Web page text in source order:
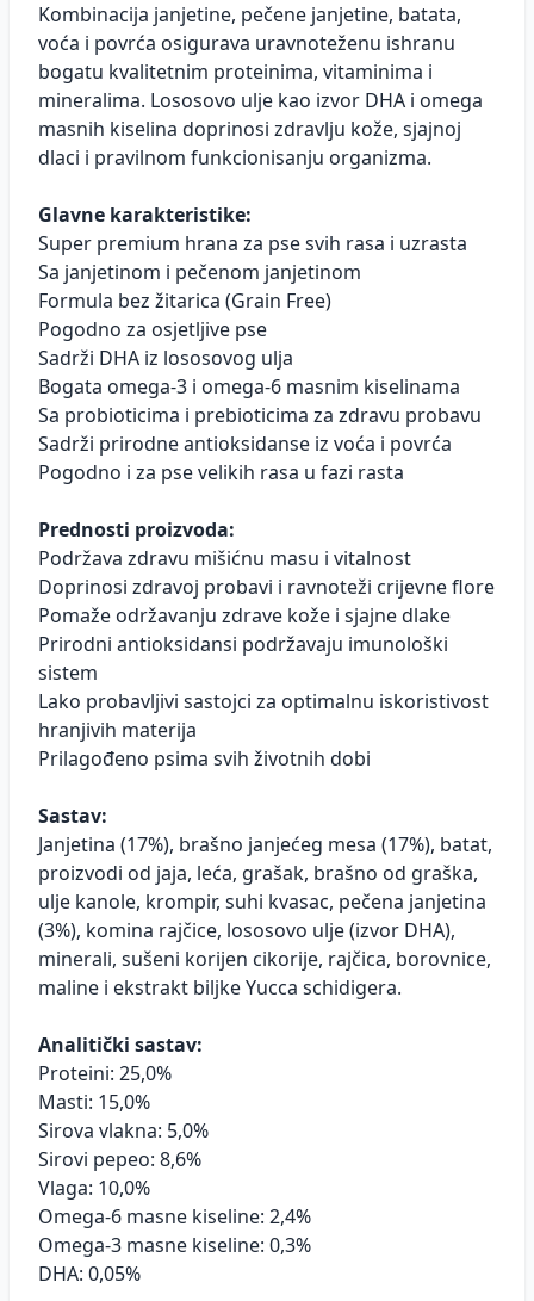
Kombinacija janjetine, pečene janjetine, batata,
voća i povrća osigurava uravnoteženu ishranu
bogatu kvalitetnim proteinima, vitaminima i
mineralima. Lososovo ulje kao izvor DHA i omega
masnih kiselina doprinosi zdravlju kože, sjajnoj
dlaci i pravilnom funkcionisanju organizma.
Glavne karakteristike:
Super premium hrana za pse svih rasa i uzrasta
Sa janjetinom i pečenom janjetinom
Formula bez žitarica (Grain Free)
Pogodno za osjetljive pse
Sadrži DHA iz lososovog ulja
Bogata omega-3 i omega-6 masnim kiselinama
Sa probioticima i prebioticima za zdravu probavu
Sadrži prirodne antioksidanse iz voća i povrća
Pogodno i za pse velikih rasa u fazi rasta
Prednosti proizvoda:
Podržava zdravu mišićnu masu i vitalnost
Doprinosi zdravoj probavi i ravnoteži crijevne flore
Pomaže održavanju zdrave kože i sjajne dlake
Prirodni antioksidansi podržavaju imunološki
sistem
Lako probavljivi sastojci za optimalnu iskoristivost
hranjivih materija
Prilagođeno psima svih životnih dobi
Sastav:
Janjetina (17%), brašno janjećeg mesa (17%), batat,
proizvodi od jaja, leća, grašak, brašno od graška,
ulje kanole, krompir, suhi kvasac, pečena janjetina
(3%), komina rajčice, lososovo ulje (izvor DHA),
minerali, sušeni korijen cikorije, rajčica, borovnice,
maline i ekstrakt biljke Yucca schidigera.
Analitički sastav:
Proteini: 25,0%
Masti: 15,0%
Sirova vlakna: 5,0%
Sirovi pepeo: 8,6%
Vlaga: 10,0%
Omega-6 masne kiseline: 2,4%
Omega-3 masne kiseline: 0,3%
DHA: 0,05%